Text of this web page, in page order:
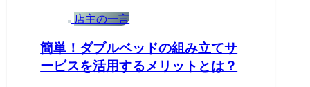
店主の一言
簡単！ダブルベッドの組み立てサ
ービスを活用するメリットとは？